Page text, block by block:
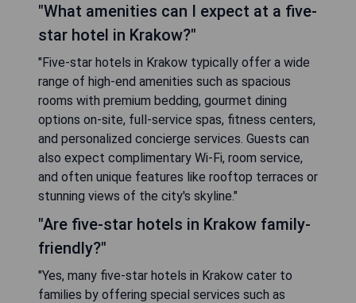
"What amenities can I expect at a five-
star hotel in Krakow?"
"Five-star hotels in Krakow typically offer a wide
range of high-end amenities such as spacious
rooms with premium bedding, gourmet dining
options on-site, full-service spas, fitness centers,
and personalized concierge services. Guests can
also expect complimentary Wi-Fi, room service,
and often unique features like rooftop terraces or
stunning views of the city's skyline."
"Are five-star hotels in Krakow family-
friendly?"
"Yes, many five-star hotels in Krakow cater to
families by offering special services such as